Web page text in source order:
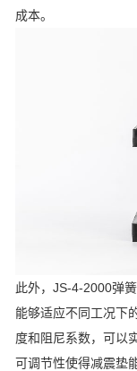
成本。
此外，JS-4-2000弹
能够适应不同工况下
度和阻尼系数，可以
可调节性使得减震垫